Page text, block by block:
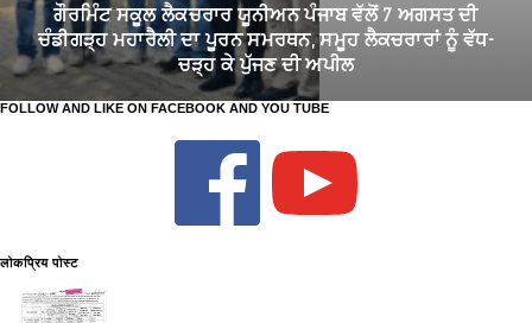
ਗੌਰਮਿੰਟ ਸਕੂਲ ਲੈਕਚਰਾਰ ਯੂਨੀਅਨ ਪੰਜਾਬ ਵੱਲੋਂ 7 ਅਗਸਤ ਦੀ
ਚੰਡੀਗੜ੍ਹ ਮਹਾਰੈਲੀ ਦਾ ਪੂਰਨ ਸਮਰਥਨ, ਸਮੂਹ ਲੈਕਚਰਾਰਾਂ ਨੂੰ ਵੱਧ-
ਚੜ੍ਹ ਕੇ ਪੁੱਜਣ ਦੀ ਅਪੀਲ
FOLLOW AND LIKE ON FACEBOOK AND YOU TUBE
लोकप्रिय पोस्ट